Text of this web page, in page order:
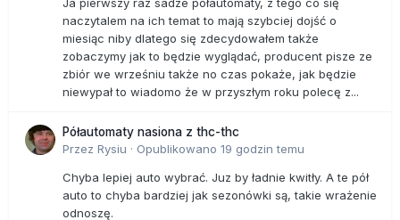
naczytalem na ich temat to mają szybciej dojść o
miesiąc niby dlatego się zdecydowałem także
zobaczymy jak to będzie wyglądać, producent pisze ze
zbiór we wrześniu także no czas pokaże, jak będzie
niewypał to wiadomo że w przyszłym roku polecę z...
Półautomaty nasiona z thc-thc
Przez Rysiu · Opublikowano 19 godzin temu
Chyba lepiej auto wybrać. Juz by ładnie kwitły. A te pół
auto to chyba bardziej jak sezonówki są, takie wrażenie
odnoszę.